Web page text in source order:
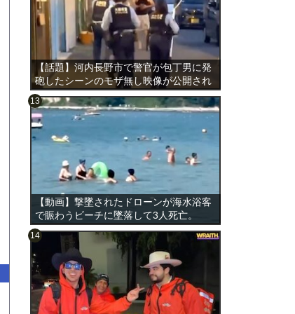
【話題】河内長野市で警官が包丁男に発
砲したシーンのモザ無し映像が公開され
る。
【動画】撃墜されたドローンが海水浴客
で賑わうビーチに墜落して3人死亡。